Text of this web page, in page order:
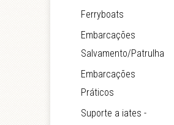
Ferryboats
Embarcações
Salvamento/Patrulha
Embarcações
Práticos
Suporte a iates -